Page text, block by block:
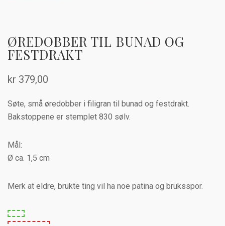
ØREDOBBER TIL BUNAD OG
FESTDRAKT
kr 379,00
Søte, små øredobber i filigran til bunad og festdrakt.
Bakstoppene er stemplet 830 sølv.
Mål:
Ø ca. 1,5 cm
Merk at eldre, brukte ting vil ha noe patina og bruksspor.